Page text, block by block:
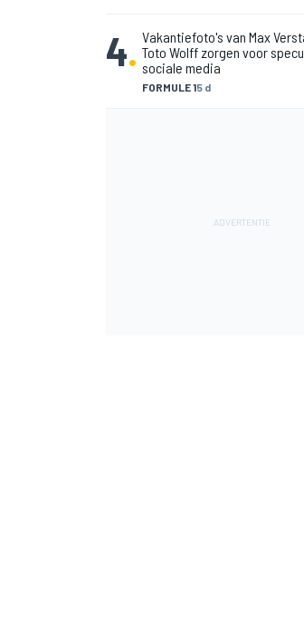
4.
FORMULE 15 d
Vakantiefoto's van Max
Toto Wolff zorgen voor
sociale media